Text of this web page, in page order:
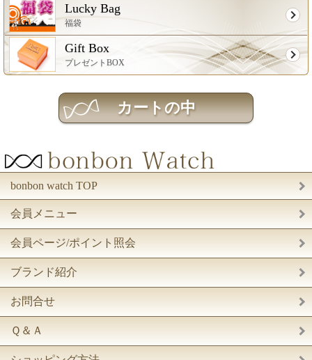
Lucky Bag
福袋
Gift Box
プレゼントBOX
bonbon watch TOP
会員メニュー
会員ページ/ポイント照会
ブランド紹介
お問合せ
Ｑ＆Ａ